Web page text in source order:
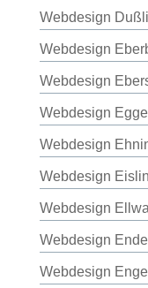
Webdesign
Webdesign
Webdesign
Webdesign
Webdesign
Webdesign
Webdesign
Webdesign
Webdesign